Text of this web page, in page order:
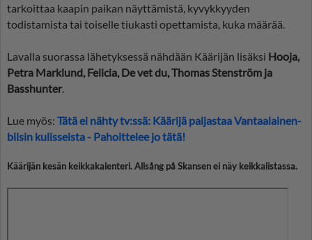
tarkoittaa kaapin paikan näyttämistä, kyvykkyyden
todistamista tai toiselle tiukasti opettamista, kuka määrää.
Lavalla suorassa lähetyksessä nähdään Käärijän lisäksi Hooja,
Petra Marklund, Felicia, De vet du, Thomas Stenström ja
Basshunter.
Lue myös: Tätä ei nähty tv:ssä: Käärijä paljastaa Vantaalainen-
biisin kulisseista - Pahoittelee jo tätä!
Käärijän kesän keikkakalenteri. Allsång på Skansen ei näy keikkalistassa.